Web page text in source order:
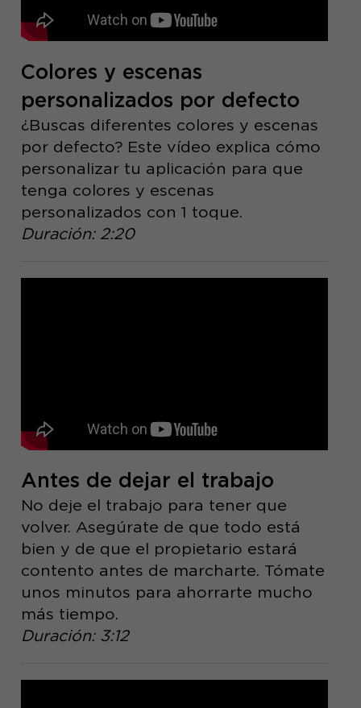
Colores y escenas
personalizados por defecto
¿Buscas diferentes colores y escenas
por defecto? Este vídeo explica cómo
personalizar tu aplicación para que
tenga colores y escenas
personalizados con 1 toque.
Duración: 2:20
Antes de dejar el trabajo
No deje el trabajo para tener que
volver. Asegúrate de que todo está
bien y de que el propietario estará
contento antes de marcharte. Tómate
unos minutos para ahorrarte mucho
más tiempo.
Duración: 3:12